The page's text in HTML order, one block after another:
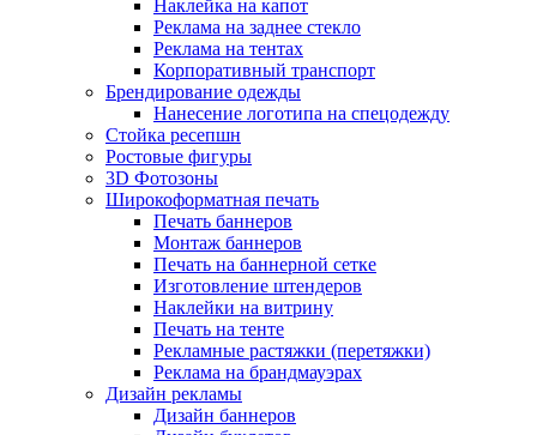
Наклейка на капот
Реклама на заднее стекло
Реклама на тентах
Корпоративный транспорт
Брендирование одежды
Нанесение логотипа на спецодежду
Стойка ресепшн
Ростовые фигуры
3D Фотозоны
Широкоформатная печать
Печать баннеров
Монтаж баннеров
Печать на баннерной сетке
Изготовление штендеров
Наклейки на витрину
Печать на тенте
Рекламные растяжки (перетяжки)
Реклама на брандмауэрах
Дизайн рекламы
Дизайн баннеров